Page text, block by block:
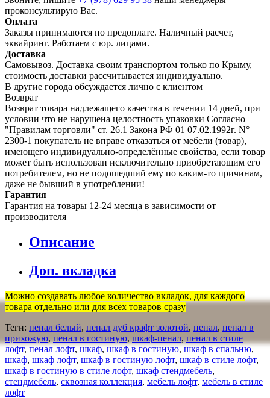
проконсультирую Вас.
Оплата
Заказы принимаются по предоплате. Наличный расчет,
эквайринг. Работаем с юр. лицами.
Доставка
Самовывоз. Доставка своим транспортом только по Крыму,
стоимость доставки рассчитывается индивидуально.
В другие города обсуждается лично с клиентом
Возврат
Возврат товара надлежащего качества в течении 14 дней, при
условии что не нарушена целостность упаковки Согласно
"Правилам торговли" ст. 26.1 Закона РФ 01 07.02.1992г. N°
2300-1 покупатель не вправе отказаться от мебели (товар),
имеющего индивидуально-определённые свойства, если товар
может быть использован исключительно приобретающим его
потребителем, но не подошедший eмy по каким-то причинам,
даже не бывший в употреблении!
Гарантия
Гарантия на товары 12-24 месяца в зависимости от
производителя
Описание
Доп. вкладка
Можно создавать любое количество вкладок, для каждого
товара отдельно или для всех товаров сразу
Теги: пенал белый, пенал дуб крафт золотой, пенал, пенал в
прихожую, пенал в гостиную, шкаф-пенал, пенал в стиле
лофт, пенал лофт, шкаф, шкаф в гостиную, шкаф в спальню,
шкаф, шкаф лофт, шкаф в гостиную лофт, шкаф в стиле лофт,
шкаф в гостиную в стиле лофт, шкаф стендмебель,
стендмебель, сквозная коллекция, мебель лофт, мебель в стиле
лофт